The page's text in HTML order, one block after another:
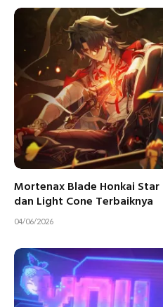
Mortenax Blade Honkai Star
dan Light Cone Terbaiknya
04/06/2026